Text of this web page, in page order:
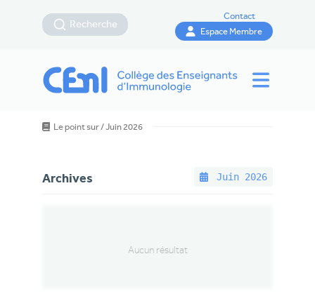
Recherche
Contact
Espace Membre
Le point sur/Juin 2026
Archives Juin 2026
Aucun résultat